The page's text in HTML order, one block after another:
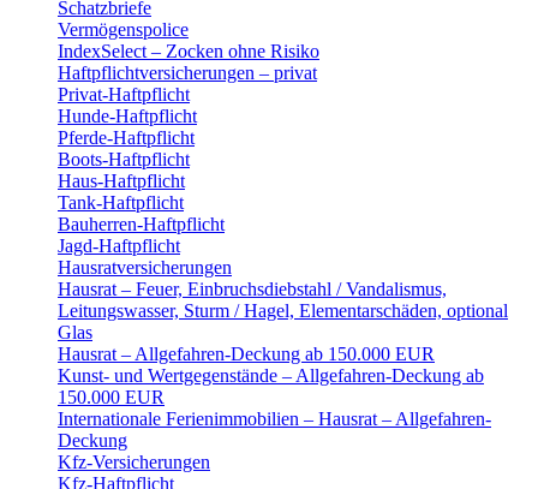
Schatzbriefe
Vermögenspolice
IndexSelect – Zocken ohne Risiko
Haftpflichtversicherungen – privat
Privat-Haftpflicht
Hunde-Haftpflicht
Pferde-Haftpflicht
Boots-Haftpflicht
Haus-Haftpflicht
Tank-Haftpflicht
Bauherren-Haftpflicht
Jagd-Haftpflicht
Hausratversicherungen
Hausrat – Feuer, Einbruchsdiebstahl / Vandalismus,
Leitungswasser, Sturm / Hagel, Elementarschäden, optional
Glas
Hausrat – Allgefahren-Deckung ab 150.000 EUR
Kunst- und Wertgegenstände – Allgefahren-Deckung ab
150.000 EUR
Internationale Ferienimmobilien – Hausrat – Allgefahren-
Deckung
Kfz-Versicherungen
Kfz-Haftpflicht